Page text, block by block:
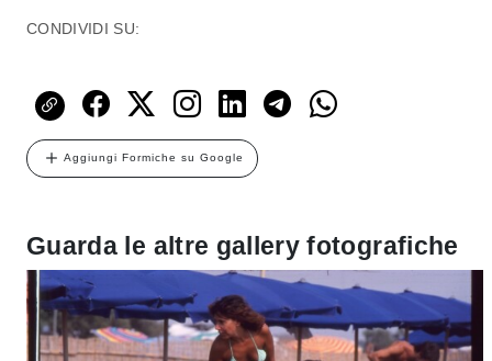
CONDIVIDI SU:
Aggiungi Formiche su Google
Guarda le altre gallery fotografiche